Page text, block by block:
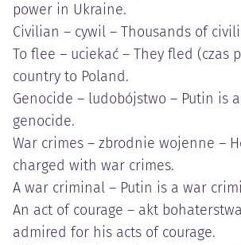
power in Ukraine.
Civilian – cywil – Thousands of
To flee – uciekać – They fled (czas
country to Poland.
Genocide – ludobójstwo – Putin is
genocide.
War crimes – zbrodnie wojenne –
charged with war crimes.
A war criminal – Putin is a war
An act of courage – akt
admired for his acts of courage.